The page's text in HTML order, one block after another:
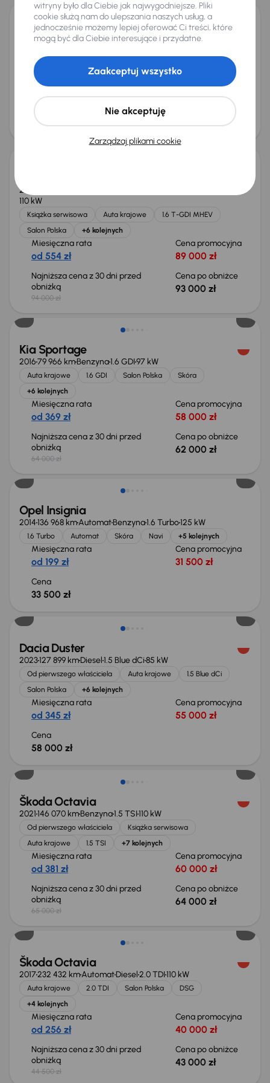
Audi A4
188 788 km 2.0 TDI 110 kW
2.0 TDI Automat Skóra Navi +6 kolejnych
Miesięczna rata
od 280 zł
Cena promocyjna
44 000 zł
Najniższa cena z 30 dni przed
obniżką
45 000 zł
Cena po obniżce
2023
110 kW
Książka serwisowa Auta krajowe
1.6 T-GDI MHEV
Salon Polska
+6 kolejnych
Miesięczna rata
od 554 zł
Cena promocyjna
89 000 zł
Najniższa cena z 30 dni przed
obniżką
94 000 zł
Cena po obniżce
93 000 zł
Taniej o 2 000 zł
Kia Sportage
201679 966 kmBenzyna1.6 GDI97 kW
Auta krajowe 1.6 GDI Salon Polska
Skóra
+6 kolejnych
Miesięczna rata
od 369 zł
Cena promocyjna
58 000 zł
Najniższa cena z 30 dni przed
obniżką
64 000 zł
Cena po obniżce
62 000 zł
Opel Insignia
2014136 968 kmAutomatBenzyna1.6 Turbo125 kW
1.6 Turbo Automat Skóra Navi +5 kolejnych
Miesięczna rata
od 199 zł
Cena promocyjna
31 500 zł
Cena
33 500 zł
Możliwość odliczenia VAT
Dacia Duster
2023127 899 kmDiesel1.5 Blue dCi85 kW
Od pierwszego właściciela Auta krajowe
1.5 Blue dCi
Salon Polska
+6 kolejnych
Miesięczna rata
od 345 zł
Cena promocyjna
55 000 zł
Cena
58 000 zł
Taniej o 1 000 zł
Škoda Octavia
2021146 070 kmBenzyna1.5 TSI110 kW
Od pierwszego właściciela
Książka serwisowa
Auta krajowe
1.5 TSI +7 kolejnych
Miesięczna rata
od 381 zł
Cena promocyjna
60 000 zł
Najniższa cena z 30 dni przed
obniżką
65 000 zł
Cena po obniżce
64 000 zł
Taniej o 1 500 zł
Škoda Octavia
2017232 432 kmAutomatDiesel2.0 TDI110 kW
Auta krajowe 2.0 TDI Salon Polska
DSG
+4 kolejnych
Miesięczna rata
od 256 zł
Cena promocyjna
40 000 zł
Najniższa cena z 30 dni przed
obniżką
44 500 zł
Cena po obniżce
43 000 zł
Taniej o 700 zł
witryny było dla Ciebie jak najwygodniejsze. Pliki
cookie służą nam do ulepszania naszych usług, a
jednocześnie możemy lepiej oferować Ci treści, które
mogą być dla Ciebie interesujące i przydatne.
Zarządzaj plikami cookie
Nie akceptuję
Zaakceptuj wszystko